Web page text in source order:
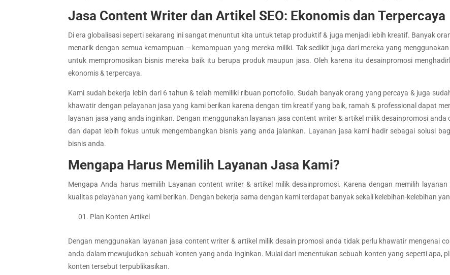
Jasa Content Writer dan Artikel SEO: Ekonomis dan Terpercaya
Di era globalisasi seperti sekarang ini sangat menuntut kita untuk tetap produktif & juga menjadi lebih kreatif. Banyak
menarik dengan semua kemampuan – kemampuan yang mereka miliki. Tak sedikit juga dari mereka yang
untuk mempromosikan bisnis mereka baik itu berupa produk maupun jasa. Oleh karena itu desainpromosi
ekonomis & terpercaya.
Kami sudah bekerja lebih dari 6 tahun & telah memiliki ribuan portofolio. Sudah banyak orang yang percaya & juga
khawatir dengan pelayanan jasa yang kami berikan karena dengan tim kreatif yang baik, ramah & professional dapat
layanan jasa yang anda inginkan. Dengan menggunakan layanan jasa content writer & artikel milik desainpromosi
dan dapat lebih fokus untuk mengembangkan bisnis yang anda jalankan. Layanan jasa kami hadir sebagai solusi
bisnis anda.
Mengapa Harus Memilih Layanan Jasa Kami?
Mengapa Anda harus memilih Layanan content writer & artikel milik desainpromosi. Karena dengan memilih
kualitas pelayanan yang kami berikan. Dengan bekerja sama dengan kami terdapat banyak sekali kelebihan-kelebihan
Plan Konten Artikel
Dengan menggunakan layanan jasa content writer & artikel milik desain promosi anda tidak perlu khawatir mengenai
anda dalam mewujudkan sebuah konten yang anda inginkan. Mulai dari menentukan sebuah konten yang seperti apa,
konten tersebut terpublikasikan.